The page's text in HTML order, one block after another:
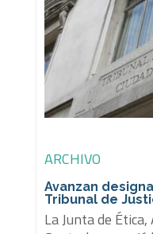
ARCHIVO
Avanzan
Tribunal de
La Junta de